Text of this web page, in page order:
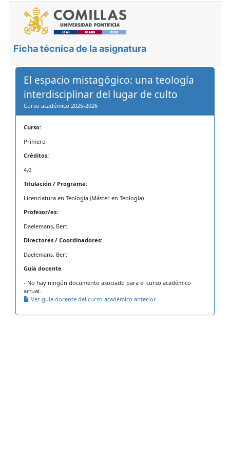
Ficha técnica de la asignatura
El espacio mistagógico: una teología
interdisciplinar del lugar de culto
Curso académico 2025-2026
Curso:
Primero
Créditos:
4,0
Titulación / Programa:
Licenciatura en Teología (Máster en Teología)
Profesor/es:
Daelemans, Bert
Directores / Coordinadores:
Daelemans, Bert
Guía docente
- No hay ningún documento asociado para el curso académico
actual-
Ver guía docente del curso académico anterior